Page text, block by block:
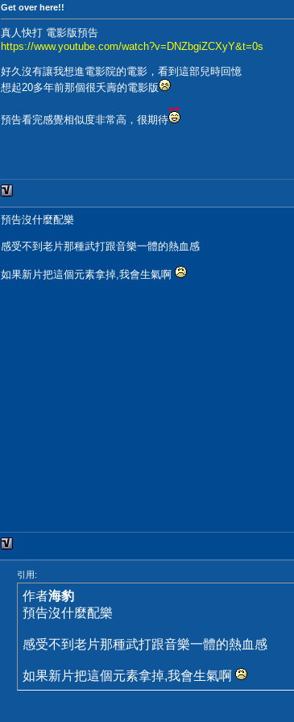
Get over here!!
真人快打 電影版預告
https://www.youtube.com/watch?v=DNZbgiZCXyY&t=0s
好久沒有讓我想進電影院的電影，看到這部兒時回憶
想起20多年前那個很夭壽的電影版
預告看完感覺相似度非常高，很期待
預告沒什麼配樂
感受不到老片那種武打跟音樂一體的熱血感
如果新片把這個元素拿掉,我會生氣啊
引用:
作者海豹
預告沒什麼配樂
感受不到老片那種武打跟音樂一體的熱血感
如果新片把這個元素拿掉,我會生氣啊